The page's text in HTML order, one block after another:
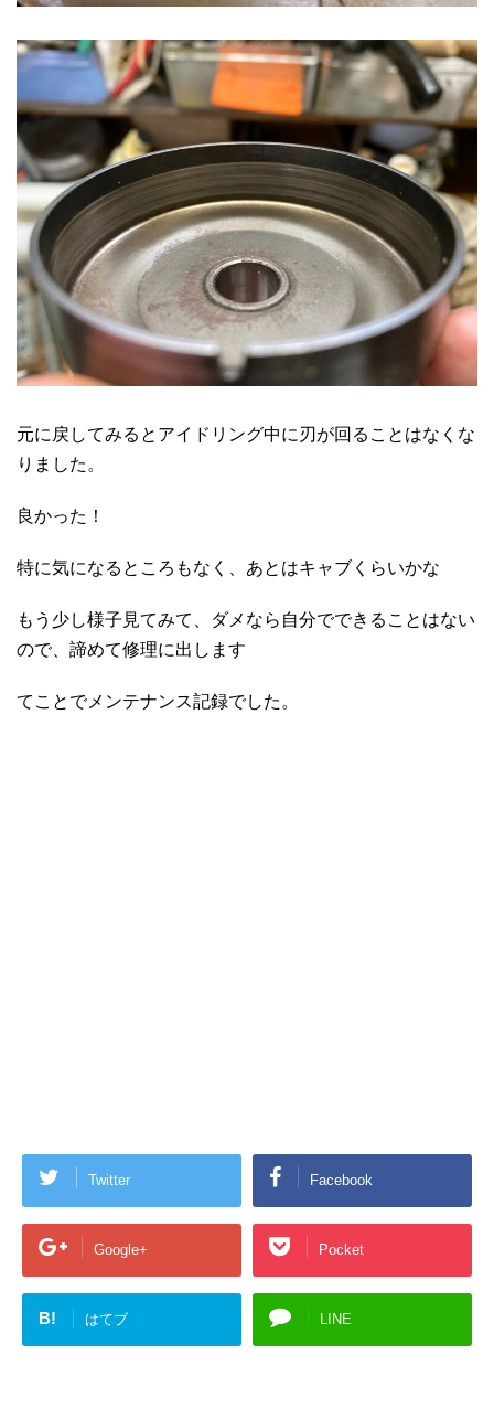
元に戻してみるとアイドリング中に刃が回ることはなくな
りました。
良かった！
特に気になるところもなく、あとはキャブくらいかな
もう少し様子見てみて、ダメなら自分でできることはない
ので、諦めて修理に出します
てことでメンテナンス記録でした。
Twitter Facebook
Google+ Pocket
B! はてブ LINE